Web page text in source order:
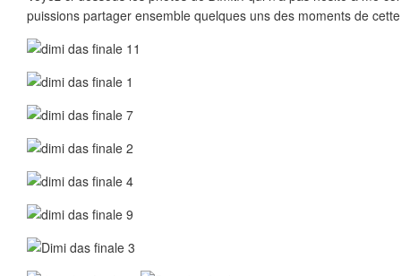
puissions partager ensemble quelques uns des moments de